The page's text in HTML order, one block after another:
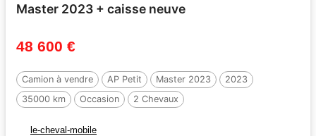
Master 2023 + caisse neuve
48 600 €
Camion à vendre AP Petit Master 2023
2023
35000 km
Occasion 2 Chevaux
le-cheval-mobile